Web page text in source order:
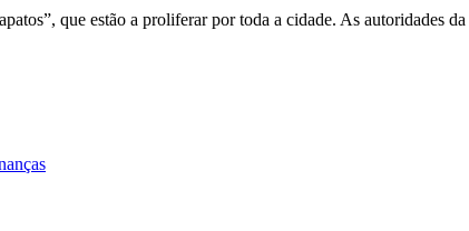
que estão a proliferar por toda a cidade. As autoridades